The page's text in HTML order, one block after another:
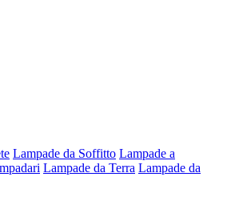
Lampade da Soffitto Lampade a
Lampade da Terra Lampade da